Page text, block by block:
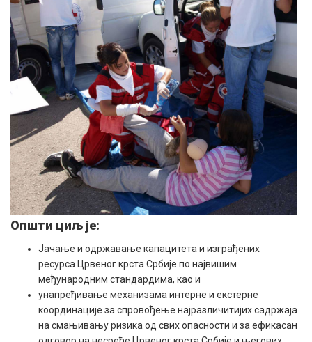
Општи циљ је:
Јачање и одржавање капацитета и изграђених
ресурса Црвеног крста Србије по највишим
међународним стандардима, као и
унапређивање механизама интерне и екстерне
координације за спровођење најразличитијих садржаја
на смањивању ризика од свих опасности и за ефикасан